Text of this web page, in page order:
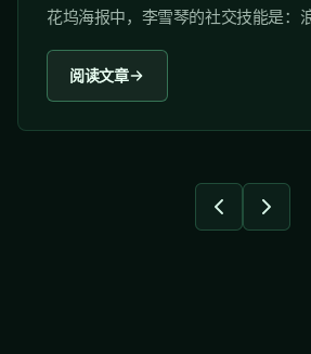
花坞海报中，李雪琴的社交技能是：
节目的采访中，李雪琴「现挂」三行
用她的浪漫和才情戳中了无数人。 不
在观众心里掀起阵阵涟漪，让人一眼
阅读文章